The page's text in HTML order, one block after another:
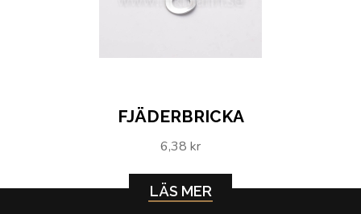
FJÄDERBRICKA
6,38 kr
LÄS MER